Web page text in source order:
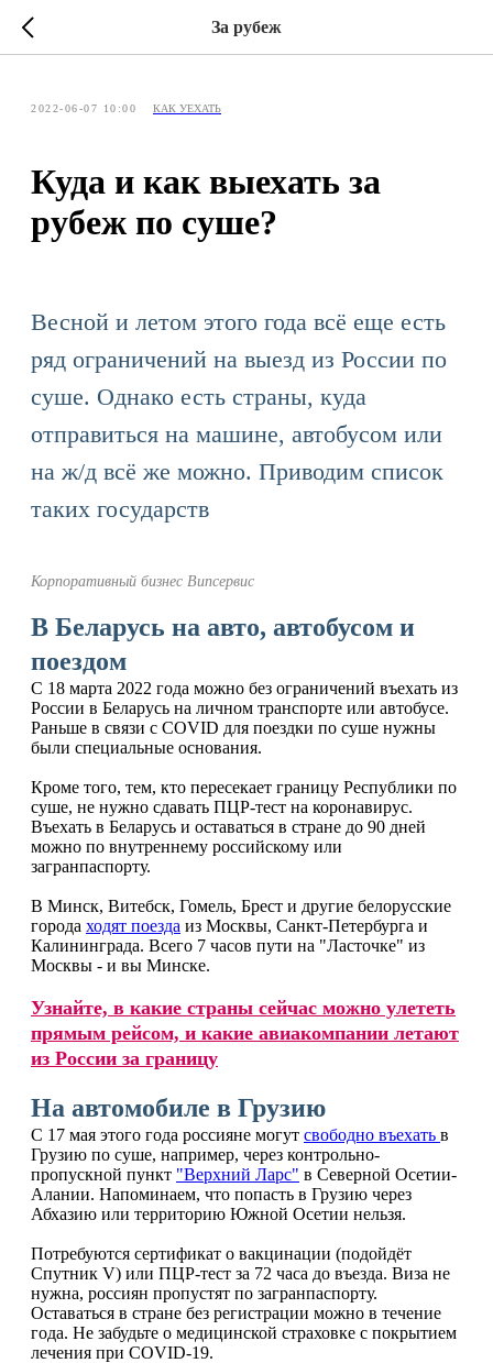
За рубеж
2022-06-07 10:00 КАК УЕХАТЬ
Куда и как выехать за
рубеж по суше?
Весной и летом этого года всё еще есть
ряд ограничений на выезд из России по
суше. Однако есть страны, куда
отправиться на машине, автобусом или
на ж/д всё же можно. Приводим список
таких государств
Корпоративный бизнес Випсервис
В Беларусь на авто, автобусом и
поездом
С 18 марта 2022 года можно без ограничений въехать из
России в Беларусь на личном транспорте или автобусе.
Раньше в связи с COVID для поездки по суше нужны
были специальные основания.
Кроме того, тем, кто пересекает границу Республики по
суше, не нужно сдавать ПЦР-тест на коронавирус.
Въехать в Беларусь и оставаться в стране до 90 дней
можно по внутреннему российскому или
загранпаспорту.
В Минск, Витебск, Гомель, Брест и другие белорусские
города ходят поезда из Москвы, Санкт-Петербурга и
Калининграда. Всего 7 часов пути на "Ласточке" из
Москвы - и вы Минске.
Узнайте, в какие страны сейчас можно улететь
прямым рейсом, и какие авиакомпании летают
из России за границу
На автомобиле в Грузию
С 17 мая этого года россияне могут свободно въехать в
Грузию по суше, например, через контрольно-
пропускной пункт "Верхний Ларс" в Северной Осетии-
Алании. Напоминаем, что попасть в Грузию через
Абхазию или территорию Южной Осетии нельзя.
Потребуются сертификат о вакцинации (подойдёт
Спутник V) или ПЦР-тест за 72 часа до въезда. Виза не
нужна, россиян пропустят по загранпаспорту.
Оставаться в стране без регистрации можно в течение
года. Не забудьте о медицинской страховке с покрытием
лечения при COVID-19.